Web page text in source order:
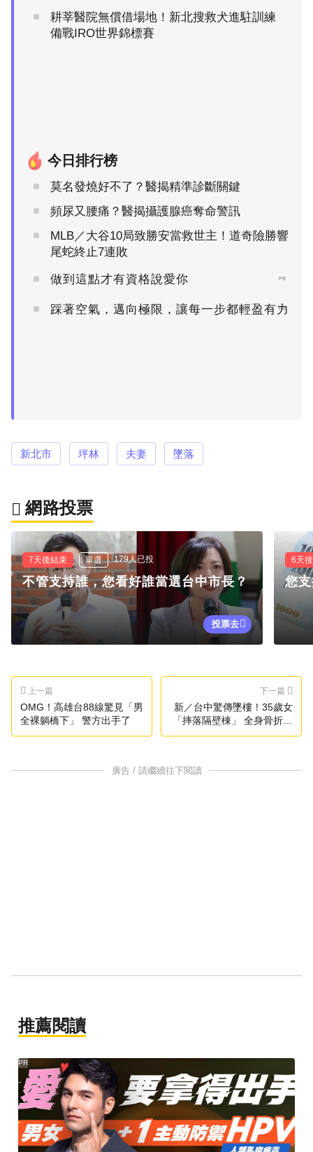
耕莘醫院無償借場地！新北搜救犬進駐訓練
備戰IRO世界錦標賽
今日排行榜
莫名發燒好不了？醫揭精準診斷關鍵
頻尿又腰痛？醫揭攝護腺癌奪命警訊
MLB／大谷10局致勝安當救世主！道奇險勝響
尾蛇終止7連敗
做到這點才有資格說愛你 PR
踩著空氣，邁向極限，讓每一步都輕盈有力
PR
新北市 坪林 夫妻 墜落
網路投票
7天後結束 單選 179人已投
不管支持誰，您看好誰當選台中市長？
投票去
6天
您
上一篇
OMG！高雄台88線驚見「男
全裸躺橋下」 警方出手了
下一篇
新／台中驚傳墜樓！35歲女
「摔落隔壁棟」 全身骨折死
亡
廣告 / 請繼續往下閱讀
推薦閱讀
PR